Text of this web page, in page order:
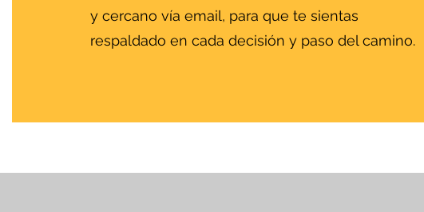
y cercano vía email, para que te sientas
respaldado en cada decisión y paso del camino.